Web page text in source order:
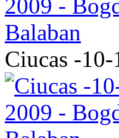
Ciucas -